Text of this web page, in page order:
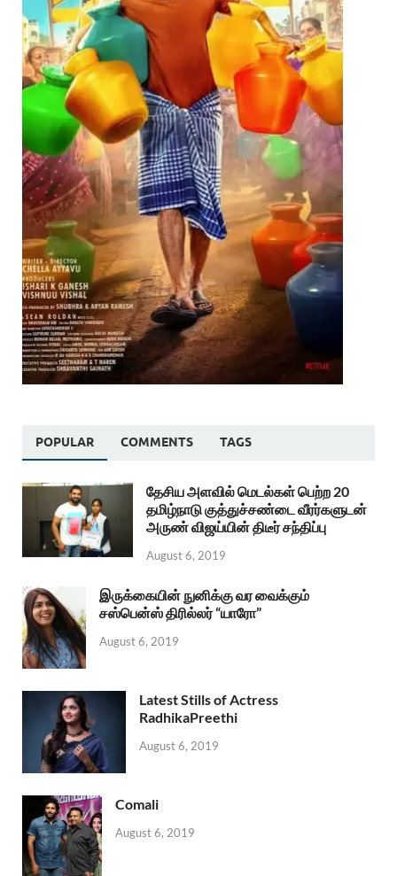
POPULAR COMMENTS TAGS
தேசிய அளவில் மெடல்கள் பெற்ற 20
தமிழ்நாடு குத்துச்சண்டை வீரர்களுடன்
அருண் விஜய்யின் திடீர் சந்திப்பு
August 6, 2019
இருக்கையின் நுனிக்கு வர வைக்கும்
சஸ்பென்ஸ் திரில்லர் “யாரோ”
August 6, 2019
Latest Stills of Actress
RadhikaPreethi
August 6, 2019
Comali
August 6, 2019